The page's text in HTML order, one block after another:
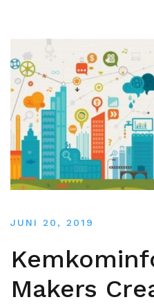
JUNI 20, 2019
Makers